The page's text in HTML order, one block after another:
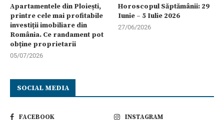
Apartamentele din Ploiești,
printre cele mai profitabile
investiții imobiliare din
România. Ce randament pot
obține proprietarii
05/07/2026
Horoscopul Săptămânii: 29
Iunie – 5 Iulie 2026
27/06/2026
SOCIAL MEDIA
FACEBOOK
INSTAGRAM